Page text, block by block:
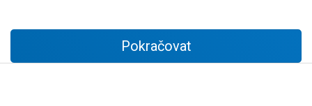
Pokračovat